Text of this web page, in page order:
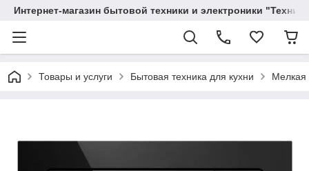
Интернет-магазин бытовой техники и электроники
Товары и услуги Бытовая техника для кухни Мелкая